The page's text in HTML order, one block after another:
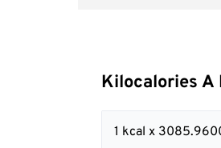
Kilocalories A
1 kcal x